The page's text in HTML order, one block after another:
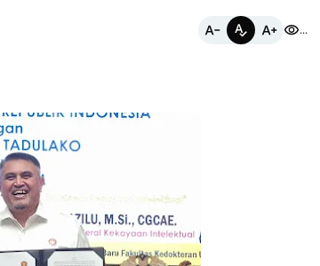
...